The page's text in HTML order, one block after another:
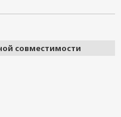
совместимости